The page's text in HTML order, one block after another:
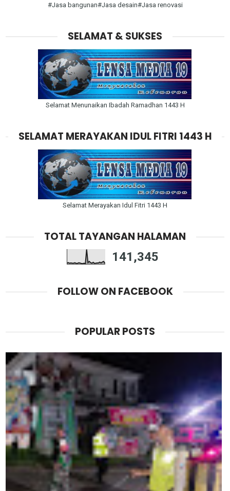
#Jasa bangunan#Jasa desain#Jasa renovasi
SELAMAT & SUKSES
Selamat Menunaikan Ibadah Ramadhan 1443 H
SELAMAT MERAYAKAN IDUL FITRI 1443 H
Selamat Merayakan Idul Fitri 1443 H
TOTAL TAYANGAN HALAMAN
141,345
FOLLOW ON FACEBOOK
POPULAR POSTS